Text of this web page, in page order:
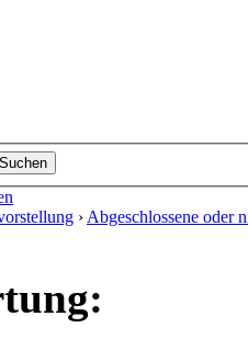
› Abgeschlossene oder